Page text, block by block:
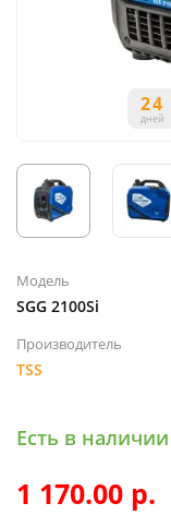
24
дней
Модель
SGG 2100Si
Производитель
TSS
Есть в наличии
1 170.00 р.